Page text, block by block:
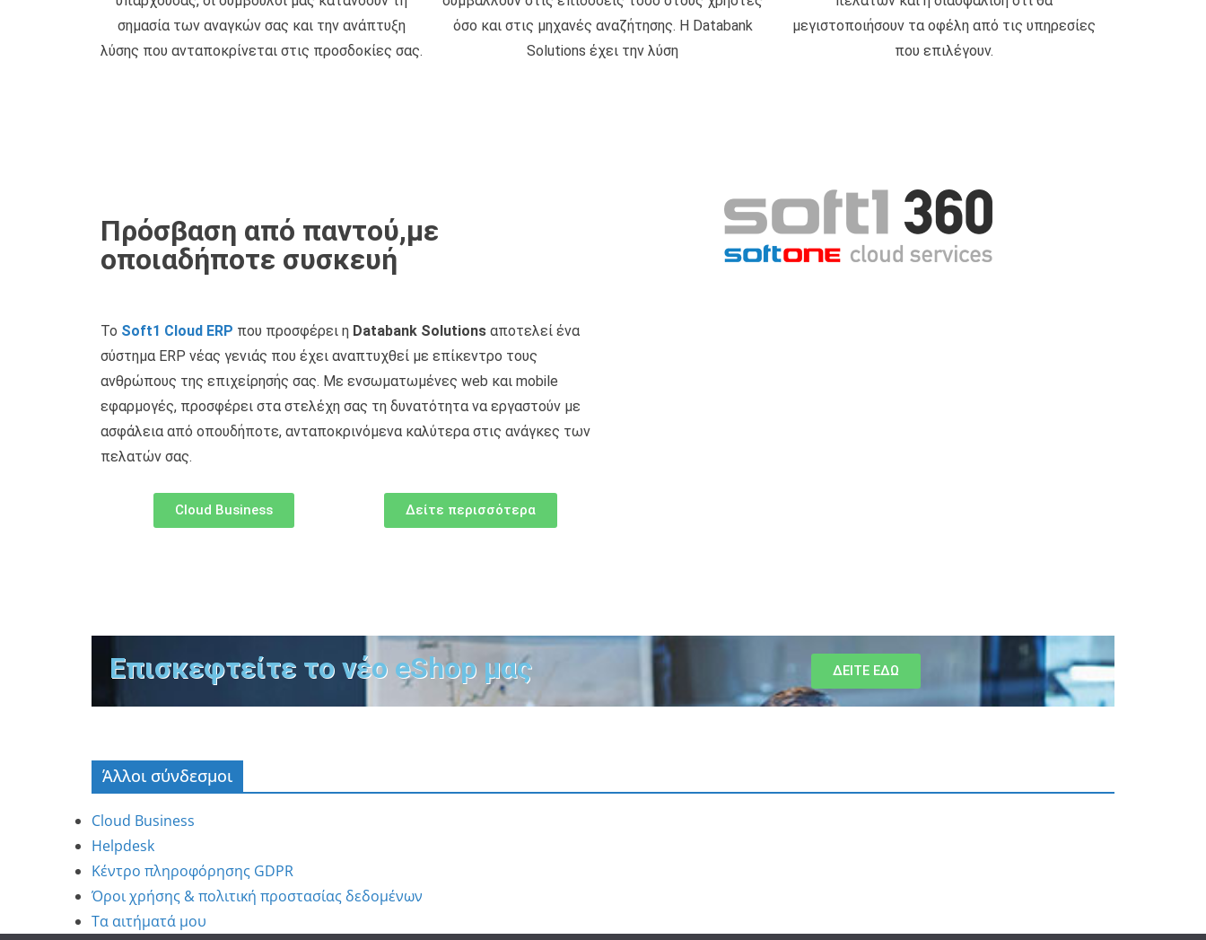
σημασία των αναγκών σας και την ανάπτυξη
λύσης που ανταποκρίνεται στις προσδοκίες σας.
όσο και στις μηχανές αναζήτησης. Η Databank
Solutions έχει την λύση
μεγιστοποιήσουν τα οφέλη από τις υπηρεσίες
που επιλέγουν.
Πρόσβαση από παντού,με
οποιαδήποτε συσκευή
Το Soft1 Cloud ERP που προσφέρει η Databank Solutions αποτελεί ένα
σύστημα ERP νέας γενιάς που έχει αναπτυχθεί με επίκεντρο τους
ανθρώπους της επιχείρησής σας. Με ενσωματωμένες web και mobile
εφαρμογές, προσφέρει στα στελέχη σας τη δυνατότητα να εργαστούν με
ασφάλεια από οπουδήποτε, ανταποκρινόμενα καλύτερα στις ανάγκες των
πελατών σας.
Cloud Business Δείτε περισσότερα
Επισκεφτείτε το νέο eShop μας ΔΕΙΤΕ ΕΔΩ
Άλλοι σύνδεσμοι
Cloud Business
Helpdesk
Κέντρο πληροφόρησης GDPR
Όροι χρήσης & πολιτική προστασίας δεδομένων
Τα αιτήματά μου